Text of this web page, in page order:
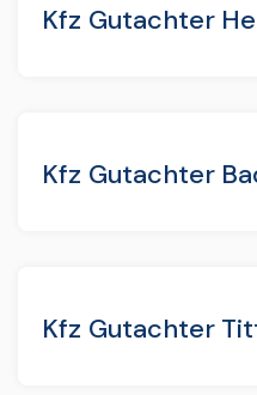
Kfz Gutachter
Kfz Gutachter
Kfz Gutachter